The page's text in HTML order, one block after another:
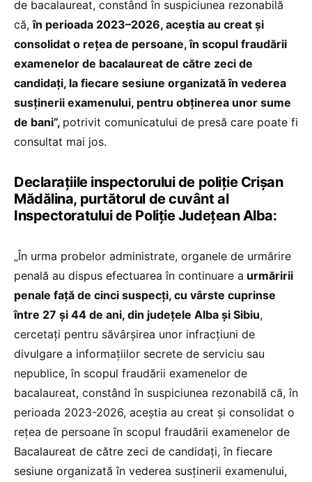
de bacalaureat, constând în suspiciunea rezonabilă
că,în perioada 2023–2026, aceștia au creat și
consolidat o rețea de persoane, în scopul fraudării
examenelor de bacalaureat de către zeci de
candidați, la fiecare sesiune organizată în vederea
susținerii examenului, pentru obținerea unor sume
de bani”, potrivit comunicatului de presă care poate fi
consultat mai jos.
Declarațiile inspectorului de poliție Crișan
Mădălina, purtătorul de cuvânt al
Inspectoratului de Poliție Județean Alba:
„În urma probelor administrate, organele de urmărire
penală au dispus efectuarea în continuare a urmăririi
penale față de cinci suspecți, cu vârste cuprinse
între 27 și 44 de ani, din județele Alba și Sibiu,
cercetați pentru săvârșirea unor infracțiuni de
divulgare a informațiilor secrete de serviciu sau
nepublice, în scopul fraudării examenelor de
bacalaureat, constând în suspiciunea rezonabilă că, în
perioada 2023-2026, aceștia au creat și consolidat o
rețea de persoane în scopul fraudării examenelor de
Bacalaureat de către zeci de candidați, în fiecare
sesiune organizată în vederea susținerii examenului,